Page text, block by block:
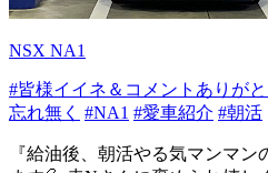
NSX NA1
#皆様イイネ＆コメントありが
忘れ無く #NA1 #愛車紹介 #朝活
『給油後、朝活やる気マンマ